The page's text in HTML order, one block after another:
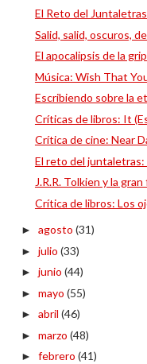
El Reto del
Salid, salid, oscuros,
El apocalipsis de la
Música: Wish That
Escribiendo sobre la
Críticas de libros: It
Crítica de cine: Near
El reto del juntaletras:
J.R.R. Tolkien y la
Crítica de libros: Los
► agosto (31)
► julio (33)
► junio (44)
► mayo (55)
► abril (46)
► marzo (48)
► febrero (41)